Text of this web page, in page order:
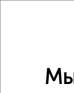
Средняя цена